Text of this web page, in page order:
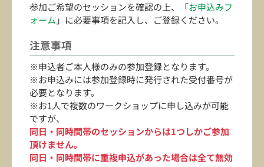
参加ご希望のセッションを確認の上、「お申込みフ
ォーム 」に必要事項を記入し、ご登録ください。
注意事項
※申込者ご本人様のみの参加登録となります。
※お申込みには参加登録時に発行された受付番号が
必要となります。
※お1人で複数のワークショップに申し込みが可能
ですが、
同日・同時間帯のセッションからは1つしかご参加
頂けません。
同日・同時間帯に重複申込があった場合は全て無効